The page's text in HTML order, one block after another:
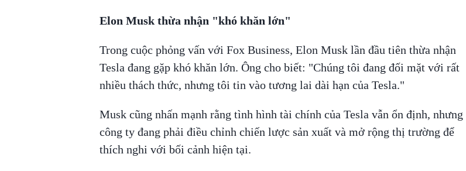
Elon Musk thừa nhận "khó khăn lớn"
Trong cuộc phỏng vấn với Fox Business, Elon Musk lần đầu tiên thừa nhận
Tesla đang gặp khó khăn lớn. Ông cho biết: "Chúng tôi đang đối mặt với rất
nhiều thách thức, nhưng tôi tin vào tương lai dài hạn của Tesla."
Musk cũng nhấn mạnh rằng tình hình tài chính của Tesla vẫn ổn định, nhưng
công ty đang phải điều chỉnh chiến lược sản xuất và mở rộng thị trường để
thích nghi với bối cảnh hiện tại.